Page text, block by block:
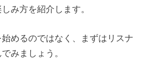
み方を紹介します。
めるのではなく、まずはリスナ
みましょう。